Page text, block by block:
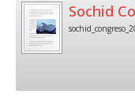
Sochid